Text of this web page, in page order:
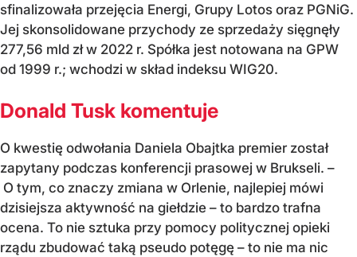
sfinalizowała przejęcia Energi, Grupy Lotos oraz PGNiG.
Jej skonsolidowane przychody ze sprzedaży sięgnęły
277,56 mld zł w 2022 r. Spółka jest notowana na GPW
od 1999 r.; wchodzi w skład indeksu WIG20.
Donald Tusk komentuje
O kwestię odwołania Daniela Obajtka premier został
zapytany podczas konferencji prasowej w Brukseli. –
O tym, co znaczy zmiana w Orlenie, najlepiej mówi
dzisiejsza aktywność na giełdzie – to bardzo trafna
ocena. To nie sztuka przy pomocy politycznej opieki
rządu zbudować taką pseudo potęgę – to nie ma nic